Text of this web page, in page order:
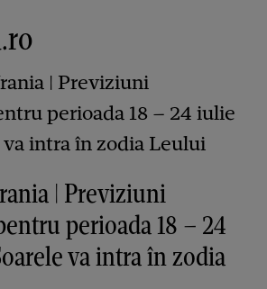
| Previziuni
perioada 18 – 24
va intra în zodia